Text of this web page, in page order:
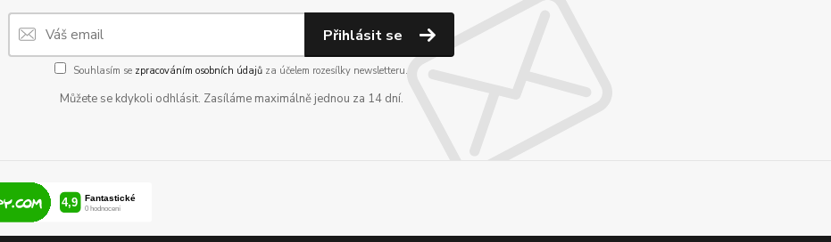
Přihlásit se
Souhlasím se zpracováním osobních údajů za účelem rozesílky newsletteru.
Můžete se kdykoli odhlásit. Zasíláme maximálně jednou za 14 dní.